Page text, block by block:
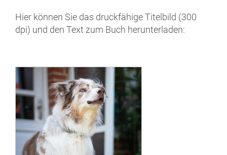
Hier können Sie das druckfähige Titelbild (300
dpi) und den Text zum Buch herunterladen: